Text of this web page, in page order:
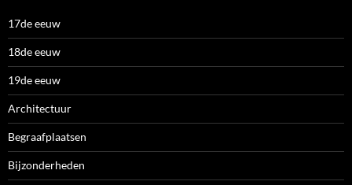
17de eeuw
18de eeuw
19de eeuw
Architectuur
Begraafplaatsen
Bijzonderheden